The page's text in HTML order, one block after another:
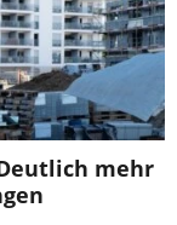
mehr